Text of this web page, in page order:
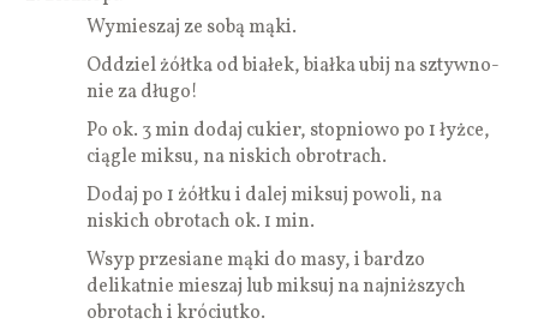
Wymieszaj ze sobą mąki.
Oddziel żółtka od białek, białka ubij na sztywno-
nie za długo!
Po ok. 3 min dodaj cukier, stopniowo po 1 łyżce,
ciągle miksu, na niskich obrotrach.
Dodaj po 1 żółtku i dalej miksuj powoli, na
niskich obrotach ok. 1 min.
Wsyp przesiane mąki do masy, i bardzo
delikatnie mieszaj lub miksuj na najniższych
obrotach i króciutko.